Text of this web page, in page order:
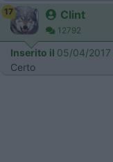
17 Clint
12792
Inserito il 05/04/2017
Certo